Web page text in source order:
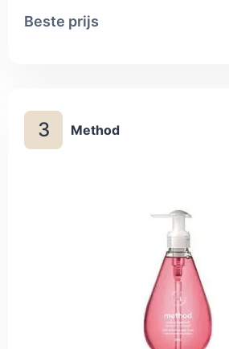
Beste prijs
3 Method